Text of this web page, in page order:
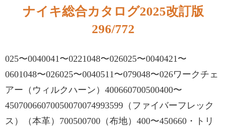
ナイキ総合カタログ2025改訂版
296/772
025〜0040041〜0221048〜026025〜0040421〜
0601048〜026025〜0040511〜079048〜026ワークチェ
アー（ウィルクハーン）400660700500400〜
45070066070050070074993599（ファイバーフレック
ス）（本革）700500700（布地）400〜450660・トリ